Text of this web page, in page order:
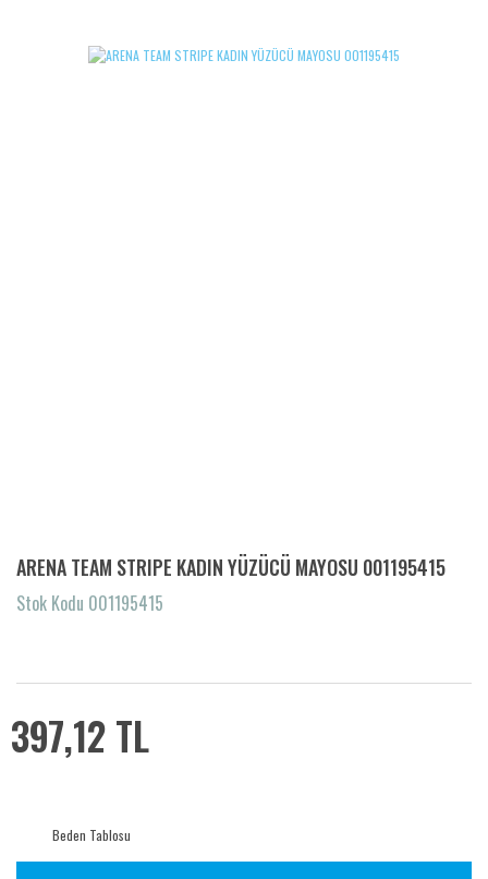
ARENA TEAM STRIPE KADIN YÜZÜCÜ MAYOSU 001195415
Stok Kodu 001195415
397,12 TL
Beden Tablosu